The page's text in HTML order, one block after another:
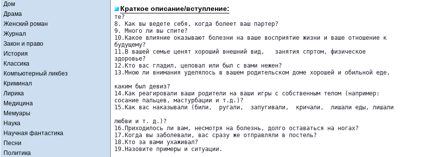
Дом
Драма
Женский роман
Журнал
Закон и право
История
Классика
Компьютерный ликбез
Криминал
Лирика
Медицина
Мемуары
Наука
Научная фантастика
Песни
Политика
Краткое описание/вступление:
те?
8. Как вы ведете себя, когда болеет ваш партер?
9. Много ли вы спите?
10.Какое влияние оказывают болезни на ваше восприятие жизни и ваше отношение к
будущему?
11.В вашей семье ценят хороший внешний вид,   занятия спртом, физическое
здоровье?
12.Кто вас гладил, целовал или был с вами нежен?
13.Мною ли внимания уделялось в вашем родительском доме хорошей и обильной еде,
каким был девиз?
14.Как реагировали ваши родители на ваши игры с собственным телом (например:
сосание пальцев, мастурбации и т.д.)?
15.Как вас наказывали (били,  ругали,  запугивали,  кричали,  лишали еды, лишали
любви и т. д.)?
16.Приходилось ли вам, несмотря на болезнь, долго оставаться на ногах?
17.Когда вы заболевали, вас сразу же отправляли в постель?
18.Кто за вами ухаживал?
19.Назовите примеры и ситуации.